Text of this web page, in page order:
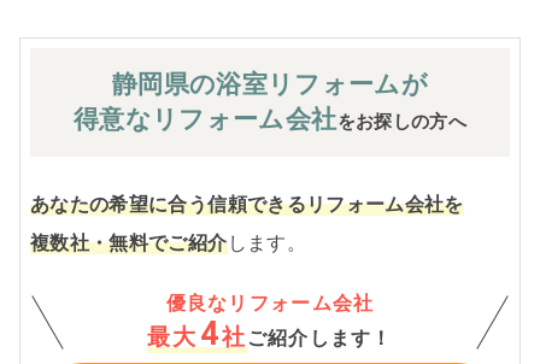
静岡県の浴室 リフォームが
得意なリフォーム会社をお探しの方へ
あなたの希望に合う信頼できるリフォーム会社を
複数社・無料でご紹介します。
優良なリフォーム会社
最大 4社 ご紹介します！